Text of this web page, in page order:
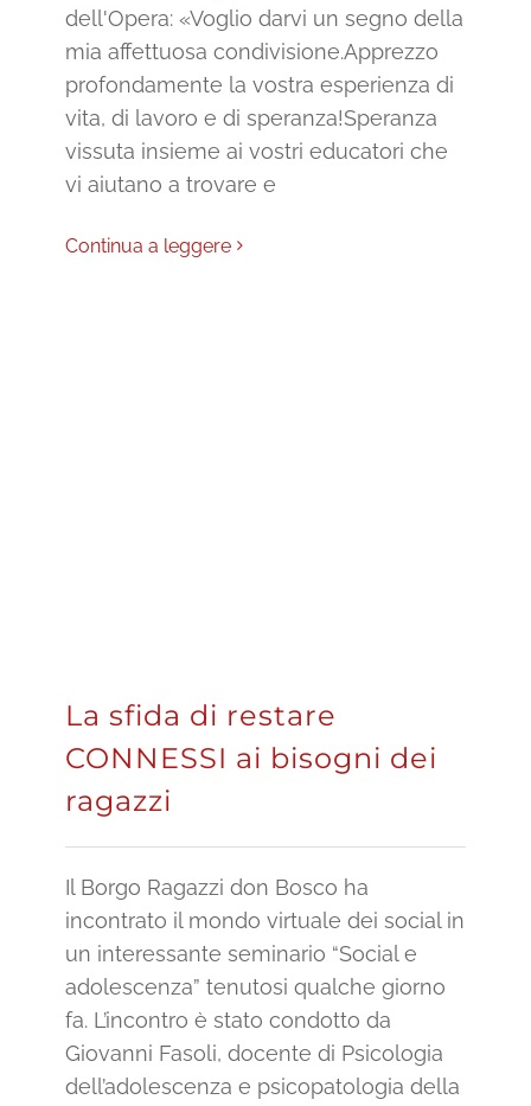
dell'Opera: «Voglio darvi un segno della
mia affettuosa condivisione.Apprezzo
profondamente la vostra esperienza di
vita, di lavoro e di speranza!Speranza
vissuta insieme ai vostri educatori che
vi aiutano a trovare e
Continua a leggere
La sfida di restare
CONNESSI ai bisogni dei
ragazzi
Il Borgo Ragazzi don Bosco ha
incontrato il mondo virtuale dei social in
un interessante seminario “Social e
adolescenza” tenutosi qualche giorno
fa. L’incontro è stato condotto da
Giovanni Fasoli, docente di Psicologia
dell’adolescenza e psicopatologia della